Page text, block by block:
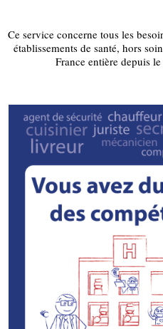
Ce service concerne tous les
établissements de santé, hors
France entière depuis